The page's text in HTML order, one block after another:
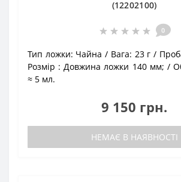
(12202100)
0
Тип ложки: Чайна Вага: 23 г
Розмір : Довжина ложки 140 мм;
≈ 5 мл.
9 150 грн.
НЕМАЄ В НАЯВНОСТІ